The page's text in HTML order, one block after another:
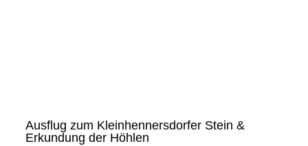
Ausflug zum Kleinhennersdorfer Stein &
Erkundung der Höhlen